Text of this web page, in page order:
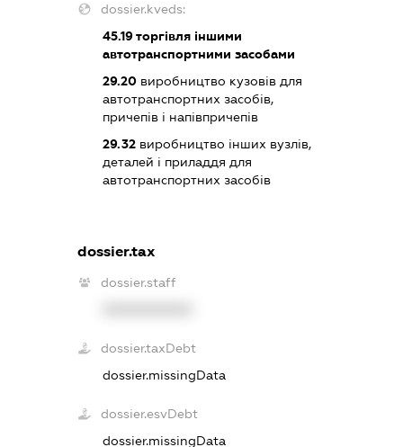
dossier.kveds:
45.19торгівля іншими
автотранспортними засобами
29.20 виробництво кузовів для
автотранспортних засобів,
причепів і напівпричепів
29.32 виробництво інших вузлів,
деталей і приладдя для
автотранспортних засобів
dossier.tax
dossier.staff
dossier.taxDebt
dossier.missingData
dossier.esvDebt
dossier.missingData